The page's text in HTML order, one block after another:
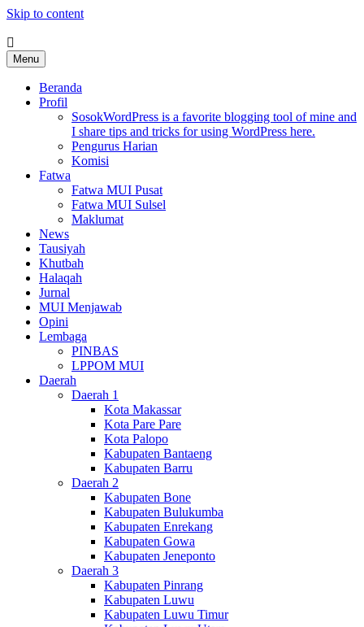
Skip to content
MUI Sulawesi Selatan
Khadimul Ummah wa Shadiqul Hukuuma
Menu
Beranda
Profil
SosokWordPress is a favorite blogging tool of mine and
I share tips and tricks for using WordPress here.
Pengurus Harian
Komisi
Fatwa
Fatwa MUI Pusat
Fatwa MUI Sulsel
Maklumat
News
Tausiyah
Khutbah
Halaqah
Jurnal
MUI Menjawab
Opini
Lembaga
PINBAS
LPPOM MUI
Daerah
Daerah 1
Kota Makassar
Kota Pare Pare
Kota Palopo
Kabupaten Bantaeng
Kabupaten Barru
Daerah 2
Kabupaten Bone
Kabupaten Bulukumba
Kabupaten Enrekang
Kabupaten Gowa
Kabupaten Jeneponto
Daerah 3
Kabupaten Pinrang
Kabupaten Luwu
Kabupaten Luwu Timur